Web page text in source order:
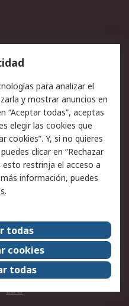
Devoluciones
Soporte técnico
Política de privacidad -
Actualizada
Seguridad de emails
Condiciones de venta
RS Group
Sala de prensa
ESG
para analizar el
y mostrar anuncios en
“Aceptar todas”, aceptas
elegir las cookies que
cookies”. Y, si no quieres
clicar en “Rechazar
esto restrinja el acceso a
información, puedes
.
todas
cookies
todas